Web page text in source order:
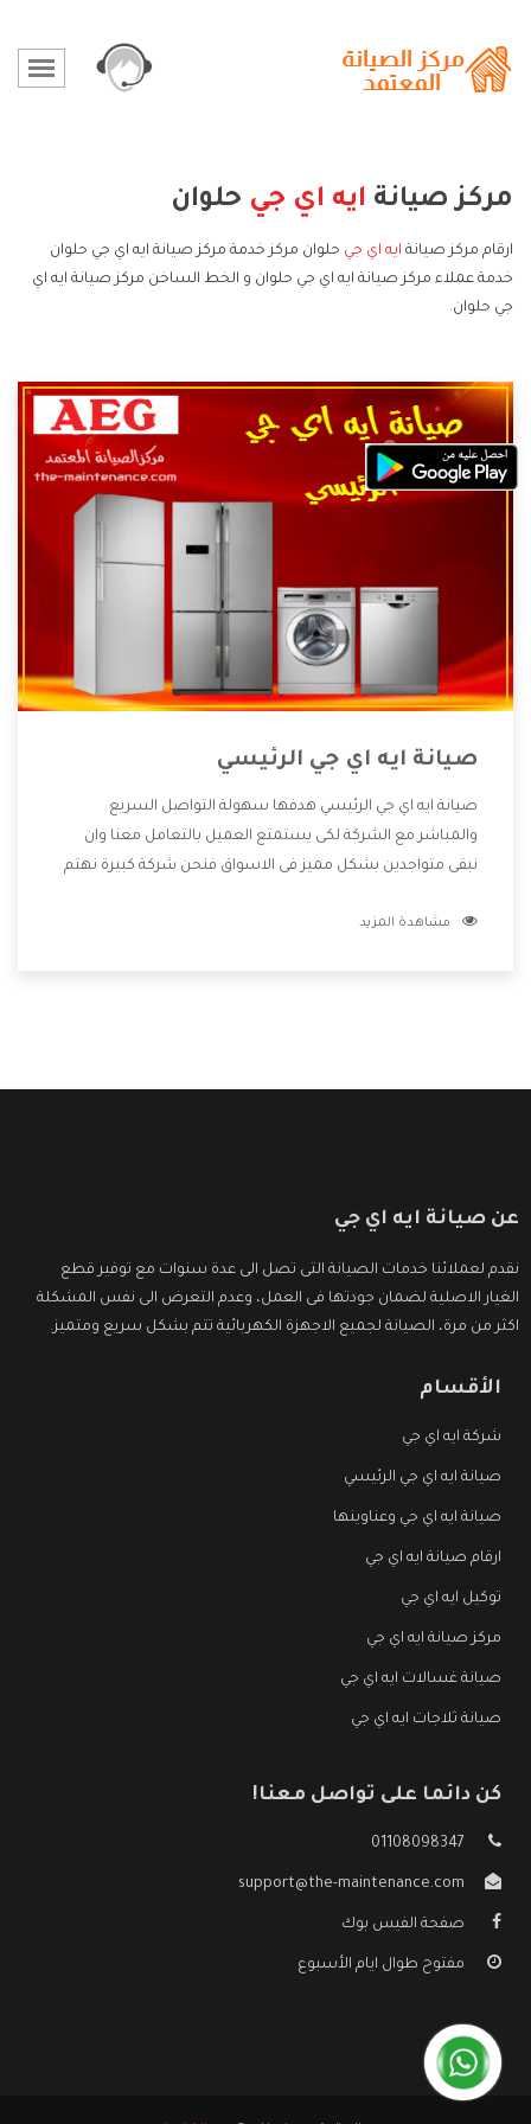
مركز صيانة ايه اي جي حلوان
ارقام مركز صيانة ايه اي جي حلوان مركز خدمة مركز صيانة ايه اي جي حلوان
خدمة عملاء مركز صيانة ايه اي جي حلوان و الخط الساخن مركز صيانة ايه اي
جي حلوان.
صيانة ايه اي جي الرئيسي
صيانة ايه اي جي الرئيسي هدفها سهولة التواصل السريع
والمباشر مع الشركة لكى يستمتع العميل بالتعامل معنا وان
نبقى متواجدين بشكل مميز فى الاسواق فنحن شركة كبيرة نهتم
الشركة بها والتى تكون منها خدمة الصيانة التى تكون من أهم
مشاهدة المزيد
عن صيانة ايه اي جي
نقدم لعملائنا خدمات الصيانة التى تصل الى عدة سنوات مع توفير قطع
الغيار الاصلية لضمان جودتها فى العمل، وعدم التعرض الى نفس المشكلة
اكثر من مرة، الصيانة لجميع الاجهزة الكهربائية تتم بشكل سريع ومتميز.
الأقسام
شركة ايه اي جي
صيانة ايه اي جي الرئيسي
صيانة ايه اي جي وعناوينها
ارقام صيانة ايه اي جي
توكيل ايه اي جي
مركز صيانة ايه اي جي
صيانة غسالات ايه اي جي
صيانة ثلاجات ايه اي جي
كن دائما على تواصل معنا!
01108098347
support@the-maintenance.com
صفحة الفيس بوك
مفتوح طوال ايام الأسبوع